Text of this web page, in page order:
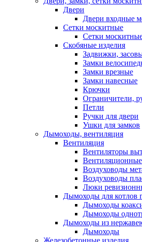
Двери
Двери входные
Сетки москитные
Сетки
Скобяные изделия
Задвижки,
Замки
Замки врезные
Замки навесные
Крючки
Ограничители,
Петли
Ручки для двери
Ушки для замков
Дымоходы, вентиляция
Вентиляция
Вентиляторы
Воздуховоды
Воздуховоды
Люки
Дымоходы для котлов
Дымоходы
Дымоходы
Дымоходы из
Дымоходы
Железобетонные изделия